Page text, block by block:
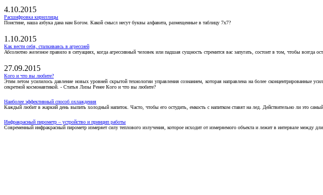
4.10.2015
Расшифровка кириллицы
Поистине, наша азбука дана нам Богом. Какой смысл несут буквы алфавита, размещенные в таблицу 7х7?
1.10.2015
Как вести себя, сталкиваясь в агрессией
Абсолютно железное правило в ситуациях, когда агрессивный человек или падшая сущность стремится вас запугать, состоит в том, чтобы всегда
27.09.2015
Кого и что вы любите?
Этим летом усилилось давление новых уровней скрытой технологии управления сознанием, которая направлена на более
секретной космонавтикой. - Статья Лизы Ренее Кого и что вы любите?
Наиболее эффективный способ охлаждения
Каждый любит в жаркий день выпить холодный напиток. Часто, чтобы его остудить, емкость с напитком ставят на лед. Действительно ли это
Инфракрасный пирометр – устройство и принцип работы
Современный инфракрасный пирометр измеряет силу теплового излучения, которое исходит от измеряемого объекта и лежит в интервале между